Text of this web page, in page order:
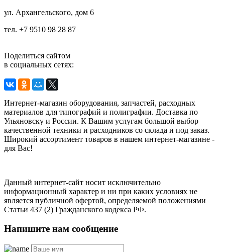
ул. Архангельского, дом 6
тел. +7 9510 98 28 87
Поделиться сайтом
в социальных сетях:
Интернет-магазин оборудования, запчастей, расходных
материалов для типографий и полиграфии. Доставка по
Ульяновску и России. К Вашим услугам большой выбор
качественной техники и расходников со склада и под заказ.
Широкий ассортимент товаров в нашем интернет-магазине -
для Вас!
Данный интернет-сайт носит исключительно
информационный характер и ни при каких условиях не
является публичной офертой, определяемой положениями
Статьи 437 (2) Гражданского кодекса РФ.
Напишите нам сообщение